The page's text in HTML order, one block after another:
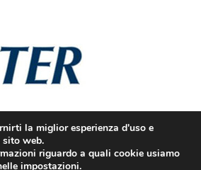
la miglior esperienza d'uso e
sito web.
riguardo a quali cookie usiamo
impostazioni.